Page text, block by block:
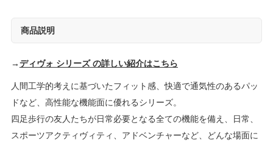
商品説明
→ ディヴォ シリーズ の詳しい紹介はこちら
人間工学的考えに基づいたフィット感、快適で通気性のあるパッ
ドなど、高性能な機能面に優れるシリーズ。
四足歩行の友人たちが日常必要となる全ての機能を備え、日常、
スポーツアクティヴィティ、アドベンチャーなど、どんな場面に